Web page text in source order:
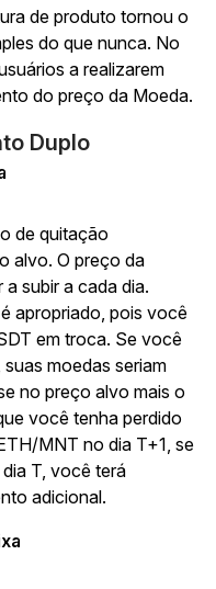
de produto tornou o
do que nunca. No
a realizarem
do preço da Moeda.
Duplo
de quitação
alvo. O preço da
subir a cada dia.
apropriado, pois você
em troca. Se você
moedas seriam
no preço alvo mais o
você tenha perdido
MNT no dia T+1, se
T, você terá
adicional.